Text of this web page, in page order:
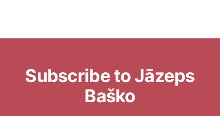
Subscribe to Jāzeps
Baško